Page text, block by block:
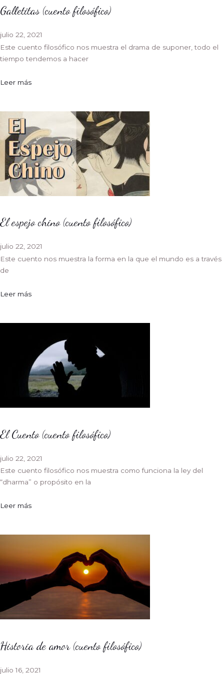
Galletitas (cuento filosófico)
julio 22, 2021
Este cuento filosófico nos muestra el drama de suponer, todo el
tiempo tendemos a hacer
Leer más
El espejo chino (cuento filosófico)
julio 22, 2021
Este cuento nos muestra la forma en la que el mundo es a través
de
Leer más
El Cuento (cuento filosófico)
julio 22, 2021
Este cuento filosófico nos muestra como funciona la ley del
“dharma” o propósito en la
Leer más
Historia de amor (cuento filosófico)
julio 16, 2021